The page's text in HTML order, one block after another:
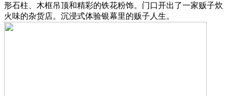
形石柱、木框吊顶和精彩的铁花粉饰。门口开出了一家贩子炊
火味的杂货店。沉浸式体验银幕里的贩子人生。